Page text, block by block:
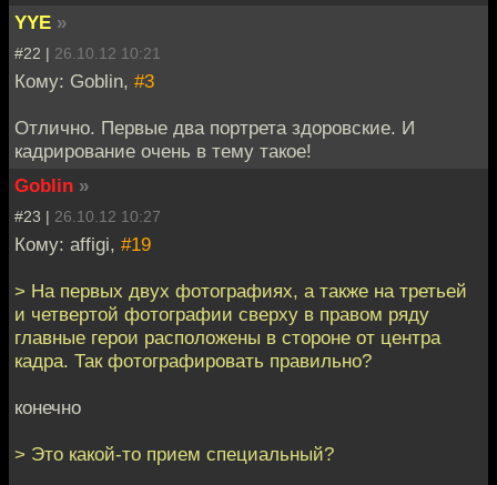
YYE »
#22 | 26.10.12 10:21
Кому: Goblin, #3
Отлично. Первые два портрета здоровские. И
кадрирование очень в тему такое!
Goblin »
#23 | 26.10.12 10:27
Кому: affigi, #19
> На первых двух фотографиях, а также на третьей
и четвертой фотографии сверху в правом ряду
главные герои расположены в стороне от центра
кадра. Так фотографировать правильно?
конечно
> Это какой-то прием специальный?